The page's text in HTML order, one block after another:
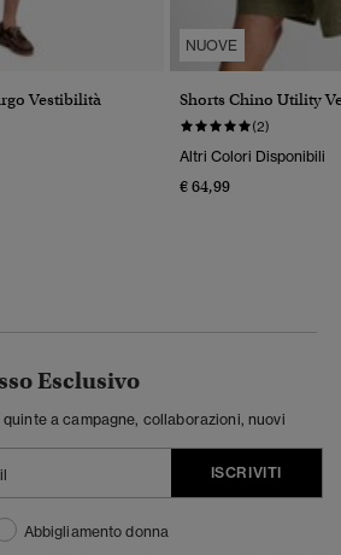
Vestibilità
NUOVE
Shorts Chino Utility
(2)
Altri Colori Disponibili
€ 64,99
Esclusivo
a campagne, collaborazioni, nuovi
ISCRIVITI
Abbigliamento donna